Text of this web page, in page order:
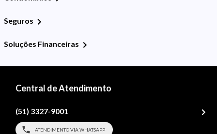
Seguros
Soluções Financeiras
Central de Atendimento
(51) 3327-9001
ATENDIMENTO VIA WHATSAPP